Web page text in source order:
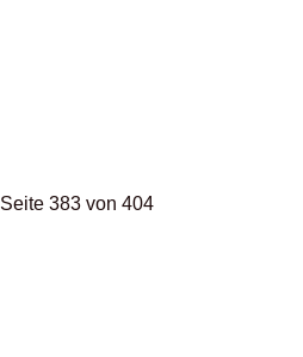
Seite 383 von 404